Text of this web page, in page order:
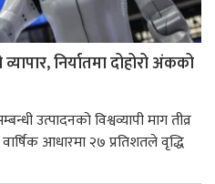
निर्यातमा दोहोरो अंकको
उत्पादनको विश्वव्यापी माग तीव्र
आधारमा २७ प्रतिशतले वृद्धि